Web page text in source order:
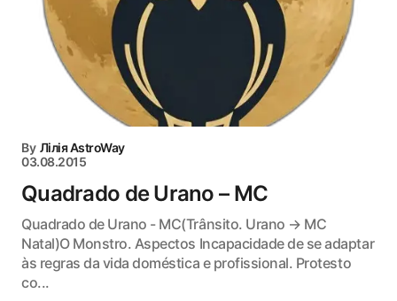
By Лілія AstroWay
03.08.2015
Quadrado de Urano – MC
Quadrado de Urano - MC(Trânsito. Urano → MC
Natal)O Monstro. Aspectos Incapacidade de se adaptar
às regras da vida doméstica e profissional. Protesto
co...